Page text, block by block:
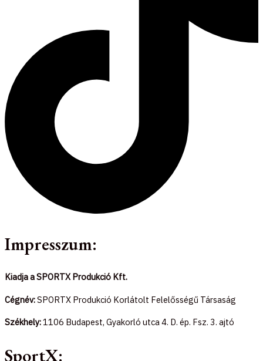
Impresszum:
Kiadja a SPORTX Produkció Kft.
Cégnév:SPORTX Produkció Korlátolt Felelősségű Társaság
Székhely:1106 Budapest, Gyakorló utca 4. D. ép. Fsz. 3. ajtó
SportX: